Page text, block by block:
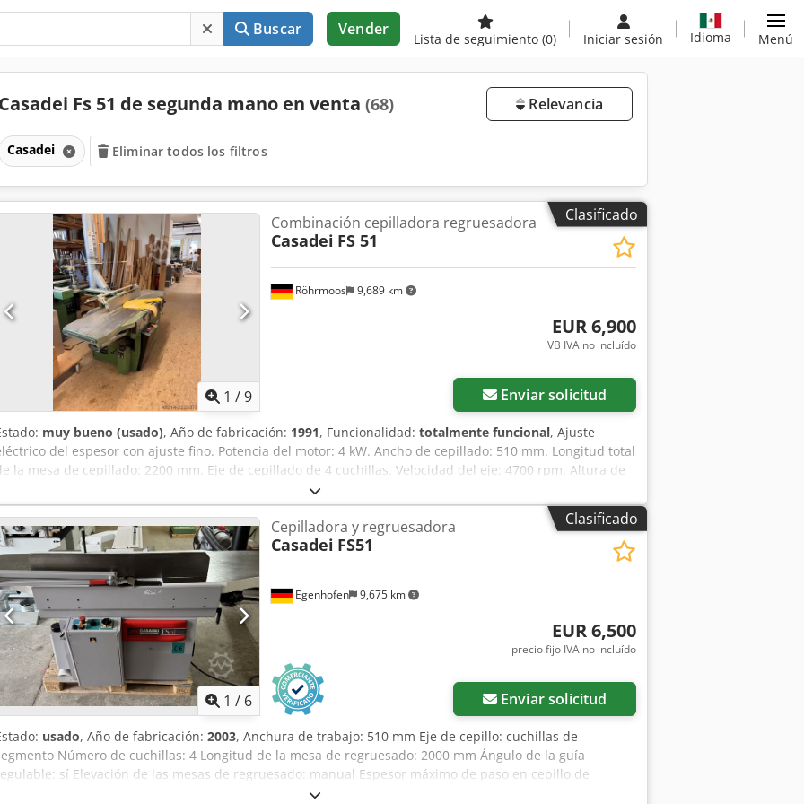
Buscar Vender
Lista de seguimiento (0) Iniciar sesión Idioma Menú
Casadei Fs 51 de segunda mano en venta (68) Relevancia
Casadei Eliminar todos los filtros
Clasificado
1 /9
Röhrmoos 9,689 km
Combinación cepilladora regruesadora
Casadei FS 51
EUR 6,900
VB IVA no incluído
Enviar solicitud
muy bueno (usado), Año de fabricación: 1991, Funcionalidad: totalmente funcional, Ajuste
del espesor con ajuste fino. Potencia del motor: 4 kW. Ancho de cepillado: 510 mm. Longitud total
la mesa de cepillado: 2200 mm. Eje de cepillado de 4 cuchillas. Velocidad del eje: 4700 rpm. Altura de
cepillado: 3 - 230 mm. Velocidades de avance: 8 + 14 m/min. Peso: aproximadamente 750 kg. Cedjzhuz
Af Aoha
Clasificado
1 / 6
Egenhofen 9,675 km
Cepilladora y regruesadora
Casadei FS51
EUR 6,500
precio fijo IVA no incluído
Enviar solicitud
usado, Año de fabricación: 2003, Anchura de trabajo: 510 mm Eje de cepillo: cuchillas de
Número de cuchillas: 4 Longitud de la mesa de regruesado: 2000 mm Ángulo de la guía
sí Elevación de las mesas de regruesado: manual Espesor máximo de paso en cepillo de
regrueso: 230 mm Ajuste de altura de la mesa de grueso: eléctrico Indicación del espesor del cepillado: